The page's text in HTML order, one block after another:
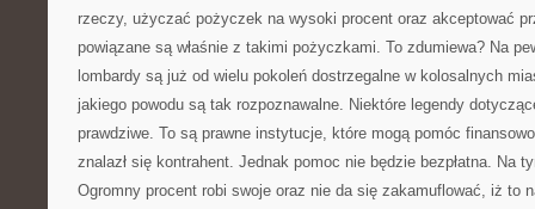
rzeczy, użyczać pożyczek na wysoki procent oraz akceptować
powiązane są właśnie z takimi pożyczkami. To zdumiewa? Na
lombardy są już od wielu pokoleń dostrzegalne w kolosalnych
jakiego powodu są tak rozpoznawalne. Niektóre legendy
prawdziwe. To są prawne instytucje, które mogą pomóc
znalazł się kontrahent. Jednak pomoc nie będzie bezpłatna. Na
Ogromny procent robi swoje oraz nie da się zakamuflować, iż to